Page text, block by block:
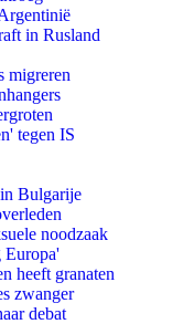
in Rusland
migreren
tegen IS
Bulgarije
noodzaak
Europa'
heeft granaten
zwanger
debat